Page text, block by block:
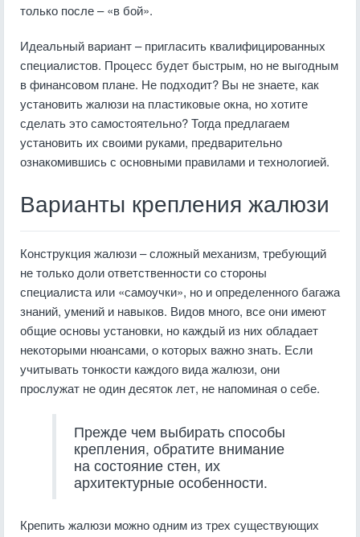
только после – «в бой».
Идеальный вариант – пригласить квалифицированных
специалистов. Процесс будет быстрым, но не выгодным
в финансовом плане. Не подходит? Вы не знаете, как
установить жалюзи на пластиковые окна, но хотите
сделать это самостоятельно? Тогда предлагаем
установить их своими руками, предварительно
ознакомившись с основными правилами и технологией.
Варианты крепления жалюзи
Конструкция жалюзи – сложный механизм, требующий
не только доли ответственности со стороны
специалиста или «самоучки», но и определенного багажа
знаний, умений и навыков. Видов много, все они имеют
общие основы установки, но каждый из них обладает
некоторыми нюансами, о которых важно знать. Если
учитывать тонкости каждого вида жалюзи, они
прослужат не один десяток лет, не напоминая о себе.
Прежде чем выбирать способы
крепления, обратите внимание
на состояние стен, их
архитектурные особенности.
Крепить жалюзи можно одним из трех существующих